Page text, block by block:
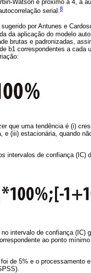
Watson é próximo a 4, a
serial.8
por Antunes e
da aplicação do modelo
brutas e padronizadas,
b1 correspondentes a cada
que uma tendência é (i)
e (iii) estacionária, quando
intervalos de confiança (IC)
intervalo de confiança (IC)
ao ponto
de 5% e o processamento